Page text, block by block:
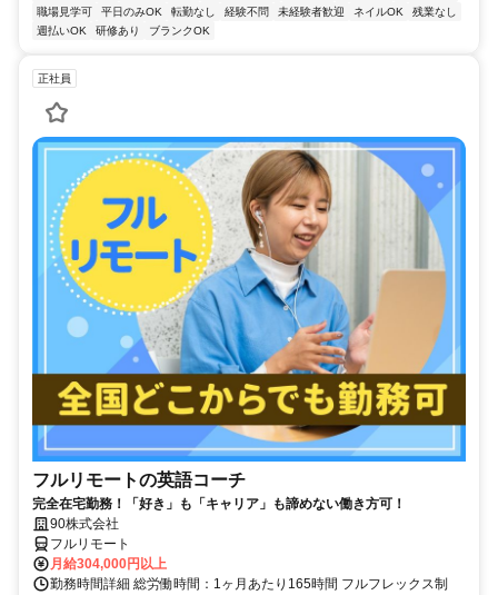
職場見学可
平日のみOK 転勤なし 経験不問 未経験者歓迎 ネイルOK
残業なし
週払いOK
研修あり ブランクOK
正社員
フルリモートの英語コーチ
完全在宅勤務！「好き」も「キャリア」も諦めない働き方可！
90株式会社
フルリモート
月給304,000円以上
勤務時間詳細 総労働時間：1ヶ月あたり165時間 フルフレックス制